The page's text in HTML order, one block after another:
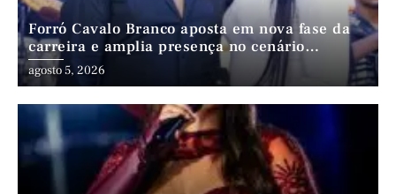
Forró Cavalo Branco aposta em nova fase da
carreira e amplia presença no cenário
nordestino
agosto 5, 2026